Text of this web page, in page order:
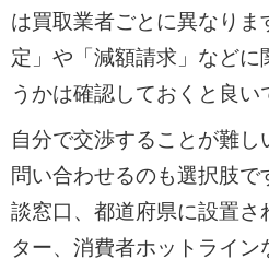
は買取業者ごとに異なりま
定」や「減額請求」など
うかは確認しておくと良い
自分で交渉することが難
問い合わせるのも選択肢
談窓口、都道府県に設置さ
ター、消費者ホットライ